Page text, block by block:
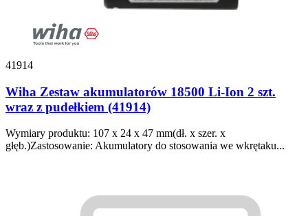
41914
Wiha Zestaw akumulatorów 18500 Li-Ion 2 szt.
wraz z pudełkiem (41914)
Wymiary produktu: 107 x 24 x 47 mm(dł. x szer. x
głęb.)Zastosowanie: Akumulatory do stosowania we wkrętaku...